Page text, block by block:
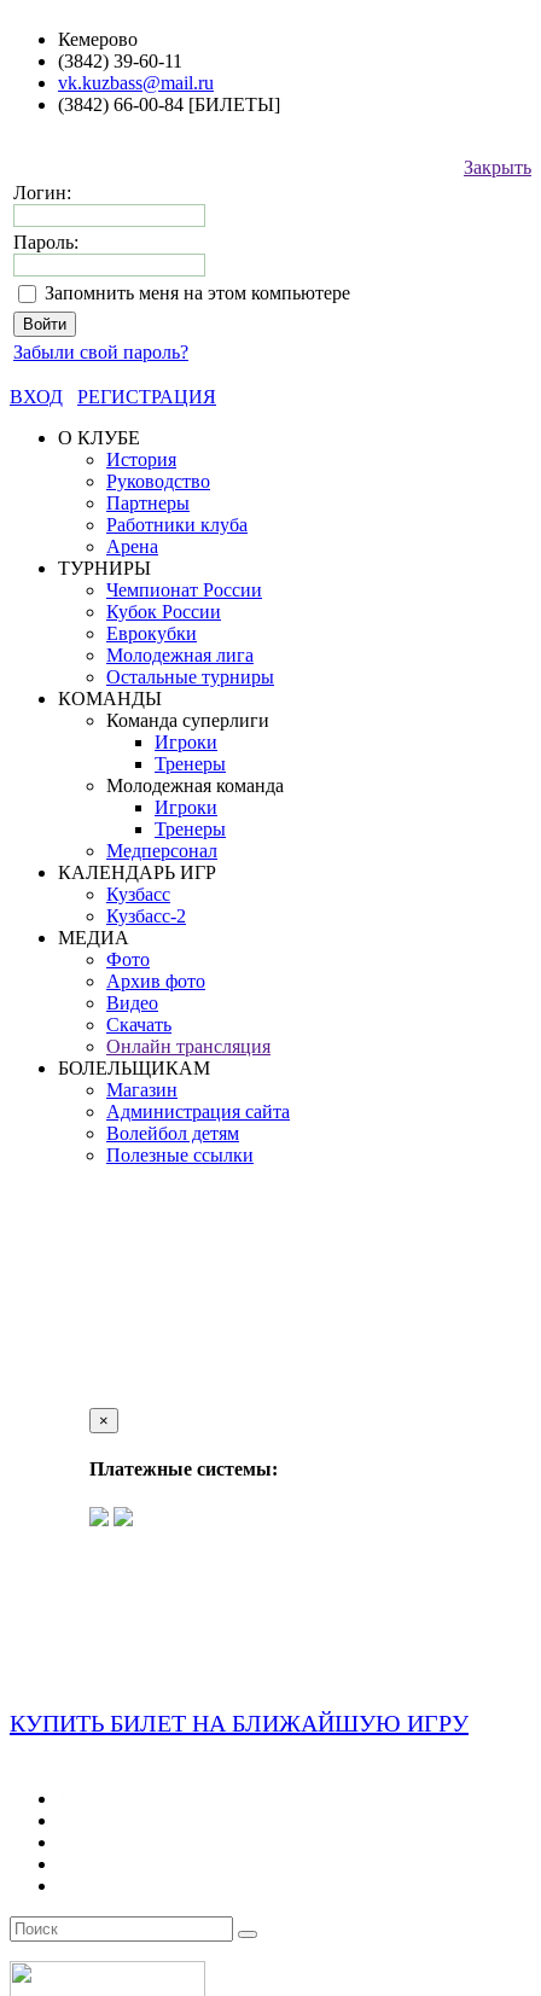
Кемерово
(3842) 39-60-11
vk.kuzbass@mail.ru
(3842) 66-00-84 [БИЛЕТЫ]
Закрыть
Логин:
Пароль:
Запомнить меня на этом компьютере
Забыли свой пароль?
ВХОД
РЕГИСТРАЦИЯ
О КЛУБЕ
История
Руководство
Партнеры
Работники клуба
Арена
ТУРНИРЫ
Чемпионат России
Кубок России
Еврокубки
Молодежная лига
Остальные турниры
КОМАНДЫ
Команда суперлиги
Игроки
Тренеры
Молодежная команда
Игроки
Тренеры
Медперсонал
КАЛЕНДАРЬ ИГР
Кузбасс
Кузбасс-2
МЕДИА
Фото
Архив фото
Видео
Скачать
Онлайн трансляция
БОЛЕЛЬЩИКАМ
Магазин
Администрация сайта
Волейбол детям
Полезные ссылки
×
Платежные системы:
КУПИТЬ БИЛЕТ НА БЛИЖАЙШУЮ ИГРУ